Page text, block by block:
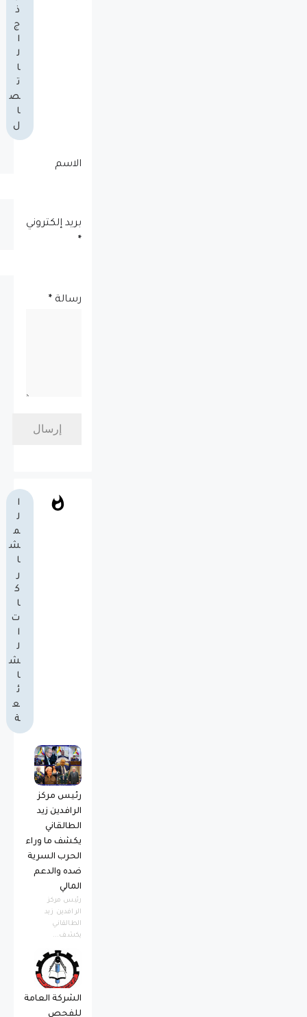
ذ
ج
ا
ل
ا
ت
ص
ا
ل
الاسم
بريد إلكتروني
*
رسالة *
ا
ل
م
ش
ا
ر
ك
ا
ت
ا
ل
ش
ا
ئ
ع
ة
رئيس مركز
الرافدين زيد
الطالقاني
يكشف ما وراء
الحرب السرية
ضده والدعم
المالي
رئيس مركز
الرافدين زيد
الطالقاني
يكشف...
الشركة العامة
للفحص